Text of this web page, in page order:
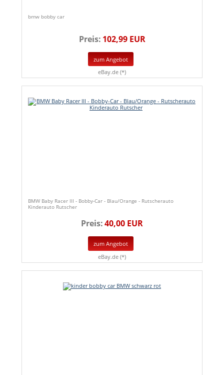
bmw bobby car
Preis: 102,99 EUR
zum Angebot
eBay.de (*)
BMW Baby Racer III - Bobby-Car - Blau/Orange - Rutscherauto
Kinderauto Rutscher
Preis:40,00 EUR
zum Angebot
eBay.de (*)